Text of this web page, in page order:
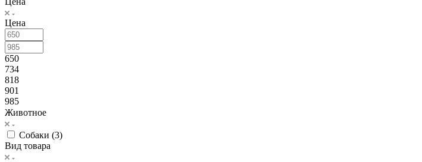
Цена
650
734
818
901
985
Животное
Собаки (3)
Вид товара